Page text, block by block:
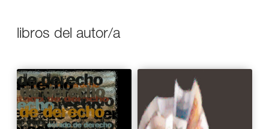
libros del autor/a